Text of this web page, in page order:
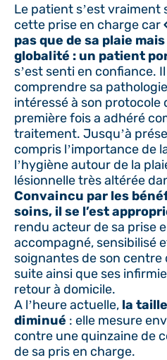
Le patient s’est vraiment
cette prise en charge car
pas que de sa plaie
globalité : un patient
s’est senti en confiance.
comprendre sa
intéressé à son protocole
première fois a adhéré
traitement. Jusqu’à
compris l’importance de
l’hygiène autour de la
lésionnelle très altérée
Convaincu par les
soins, il se l’est
rendu acteur de sa prise
accompagné, sensibilisé
soignantes de son centre
suite ainsi que ses
retour à domicile.
A l’heure actuelle, la
diminué : elle mesure
contre une quinzaine de
de sa pris en charge.